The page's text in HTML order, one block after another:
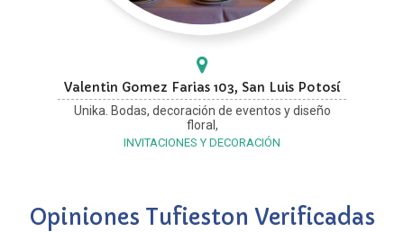
Valentin Gomez Farias 103, San Luis Potosí
Unika. Bodas, decoración de eventos y diseño
floral,
INVITACIONES Y DECORACIÓN
Opiniones Tufieston Verificadas